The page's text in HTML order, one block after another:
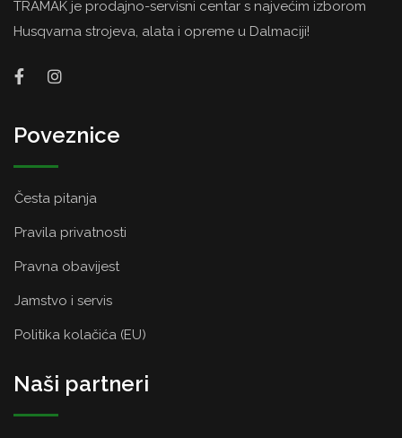
TRAMAK je prodajno-servisni centar s najvećim izborom
Husqvarna strojeva, alata i opreme u Dalmaciji!
Poveznice
Česta pitanja
Pravila privatnosti
Pravna obavijest
Jamstvo i servis
Politika kolačića (EU)
Naši partneri